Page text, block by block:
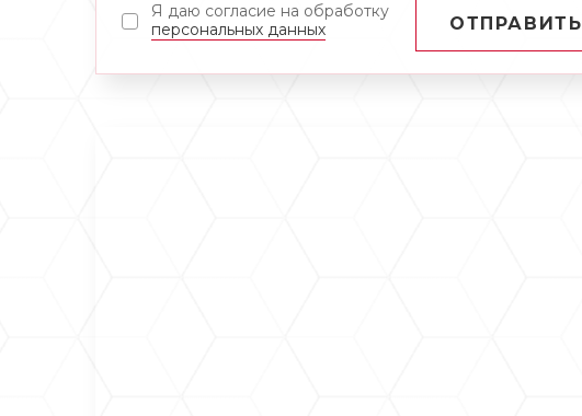
Я даю согласие на обработку
персональных данных
ОТПРАВИТЬ